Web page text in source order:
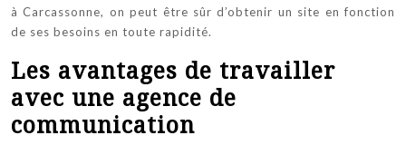
à Carcassonne, on peut être sûr d’obtenir un site en fonction
de ses besoins en toute rapidité.
Les avantages de travailler
avec une agence de
communication